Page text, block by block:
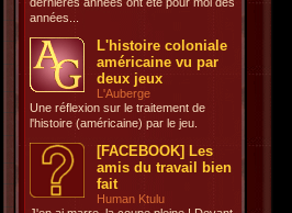
années...
L'histoire coloniale
américaine vu par
deux jeux
L'Auberge
Une réflexion sur le traitement de
l'histoire (américaine) par le jeu.
[FACEBOOK] Les
amis du travail bien
fait
Human Ktulu